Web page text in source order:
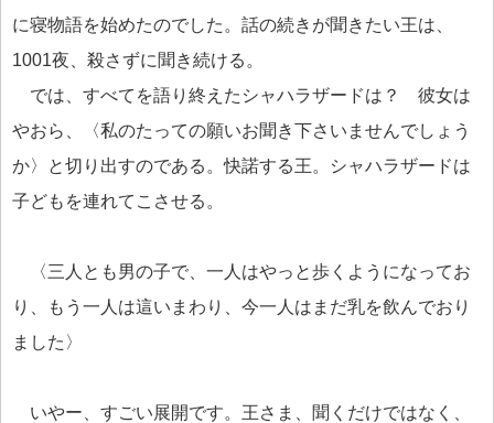
に寝物語を始めたのでした。話の続きが聞きたい王は、
1001夜、殺さずに聞き続ける。
では、すべてを語り終えたシャハラザードは？ 彼女は
やおら、〈私のたっての願いお聞き下さいませんでしょう
か〉と切り出すのである。快諾する王。シャハラザードは
子どもを連れてこさせる。
〈三人とも男の子で、一人はやっと歩くようになってお
り、もう一人は這いまわり、今一人はまだ乳を飲んでおり
ました〉
いやー、すごい展開です。王さま、聞くだけではなく、